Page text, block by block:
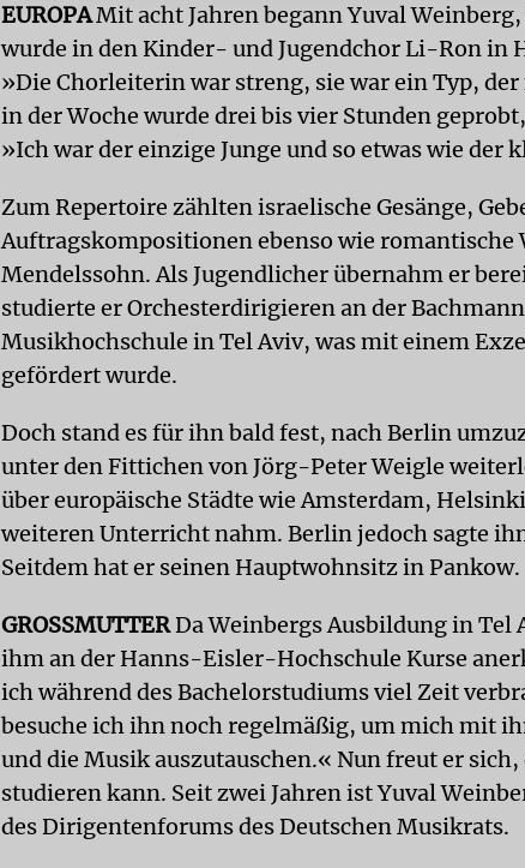
EUROPAMit acht Jahren begann Yuval
wurde in den Kinder- und Jugendchor Li-Ron in
»Die Chorleiterin war streng, sie war ein Typ,
in der Woche wurde drei bis vier Stunden
»Ich war der einzige Junge und so etwas wie der
Zum Repertoire zählten israelische Gesänge,
Auftragskompositionen ebenso wie romantische
Mendelssohn. Als Jugendlicher übernahm er
studierte er Orchesterdirigieren an der
Musikhochschule in Tel Aviv, was mit einem
gefördert wurde.
Doch stand es für ihn bald fest, nach Berlin
unter den Fittichen von Jörg-Peter Weigle
über europäische Städte wie Amsterdam,
weiteren Unterricht nahm. Berlin jedoch sagte
Seitdem hat er seinen Hauptwohnsitz in Pankow.
GROSSMUTTER Da Weinbergs Ausbildung in Tel
ihm an der Hanns-Eisler-Hochschule Kurse
ich während des Bachelorstudiums viel Zeit
besuche ich ihn noch regelmäßig, um mich mit
und die Musik auszutauschen.« Nun freut er
studieren kann. Seit zwei Jahren ist Yuval
des Dirigentenforums des Deutschen Musikrats.